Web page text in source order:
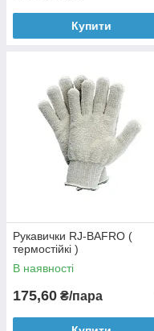
Купити
Рукавички RJ-BAFRO (
термостійкі )
В наявності
175,60 ₴/пара